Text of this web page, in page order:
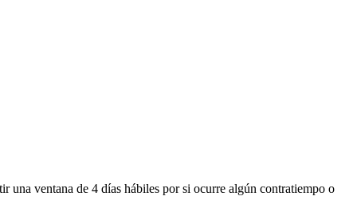
una ventana de 4 días hábiles por si ocurre algún contratiempo o